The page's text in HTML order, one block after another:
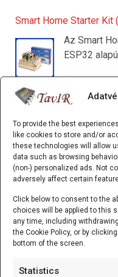
To provide the best
like cookies to store and/or
these technologies will allow
data such as browsing
(non-) personalized ads. Not
adversely affect certain
Click below to consent to the
choices will be applied to this
any time, including
the Cookie Policy, or by
bottom of the screen.
Statistics
Smart Home Starter Kit
Az Smart
ESP32
ESP32/D1 mini -
alappanel
A ESP32/
WiFi/
125 kHz RFID
A 125 kHz
írható) olyan